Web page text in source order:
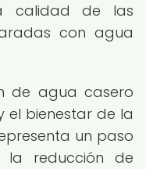
calidad de las
con agua
de agua casero
el bienestar de la
un paso
la reducción de